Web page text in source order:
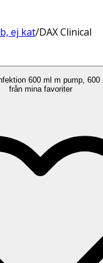
ej kat/DAX Clinical
600 ml m pump,
från mina favoriter